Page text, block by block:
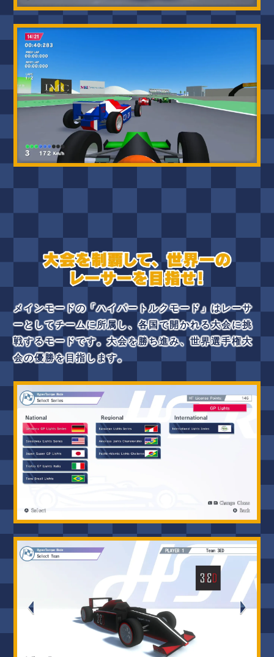
メインモードの「ハイパートルクモード」はレーサ
ーとしてチームに所属し、各国で開かれる大会に挑
戦するモードです。大会を勝ち進み、世界選手権大
会の優勝を目指します。